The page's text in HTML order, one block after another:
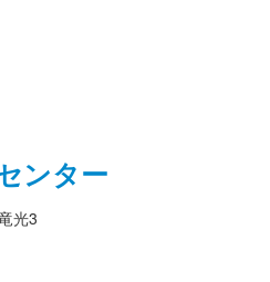
ンター
光3